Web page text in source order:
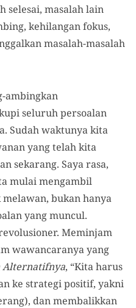
selesai, masalah lain
kehilangan fokus,
masalah-masalah
ambingkan
seluruh persoalan
Sudah waktunya kita
yang telah kita
sekarang. Saya rasa,
mulai mengambil
bukan hanya
yang muncul.
Meminjam
wawancaranya yang
Alternatifnya, “Kita harus
ke strategi positif, yakni
dan membalikkan